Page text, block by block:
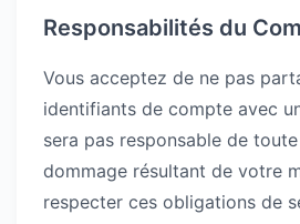
Responsabilités du
Vous acceptez de ne pas
identifiants de compte avec
sera pas responsable de
dommage résultant de votre
respecter ces obligations de